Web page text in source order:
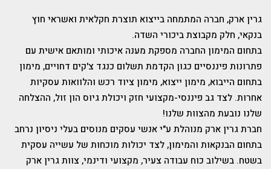
גרין ארק, חברה המתמחה בייצוא תוצרת חקלאית ואשראי חוץ
בנקאי, חלק מקבוצת ביכורי השדה.
בתחום המימון החברה מספקת מענה איכותי ומותאם אישית עם
פתרונות פיננסיים כגון הקדמת תשלום כנגד צ'קים דחויים, מימון
בתחום הייבוא, מימון ייצוא, מימון ציוד רכש והלוואות עסקיות
אחרות. לצד גב פיננסי-מקצועי חזק ויכולת גיוס הון זול, ההצלחה
שלנו נובעת מהצוות שלנו!
חברת גרין ארק מנוהלת ע"י אנשי עסקים מנוסים בעלי ניסיון נרחב
בתחום הבנקאות והמימון, לצד יכולות מוכחות של עשייה עסקית
בשטח. בשילוב כוח עבודה צעיר, מקצועי ודינמי, צוות גרין ארק